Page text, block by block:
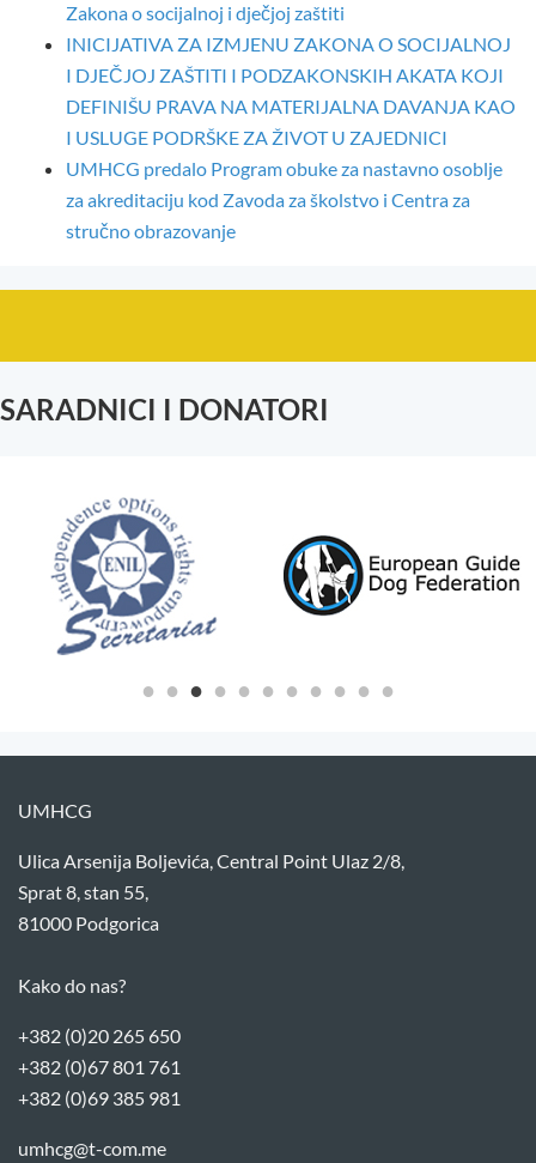
Zakona o socijalnoj i dječjoj zaštiti
INICIJATIVA ZA IZMJENU ZAKONA O SOCIJALNOJ
I DJEČJOJ ZAŠTITI I PODZAKONSKIH AKATA KOJI
DEFINIŠU PRAVA NA MATERIJALNA DAVANJA KAO
I USLUGE PODRŠKE ZA ŽIVOT U ZAJEDNICI
UMHCG predalo Program obuke za nastavno osoblje
za akreditaciju kod Zavoda za školstvo i Centra za
stručno obrazovanje
SARADNICI I DONATORI
UMHCG
Ulica Arsenija Boljevića, Central Point Ulaz 2/8,
Sprat 8, stan 55,
81000 Podgorica
Kako do nas?
+382 (0)20 265 650
+382 (0)67 801 761
+382 (0)69 385 981
umhcg@t-com.me